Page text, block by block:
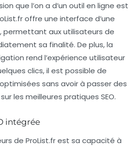
que l’on a d’un outil en ligne est
offre une interface d’une
permettant aux utilisateurs de
sa finalité. De plus, la
rend l’expérience utilisateur
clics, il est possible de
sans avoir à passer des
les meilleures pratiques SEO.
intégrée
de ProList.fr est sa capacité à